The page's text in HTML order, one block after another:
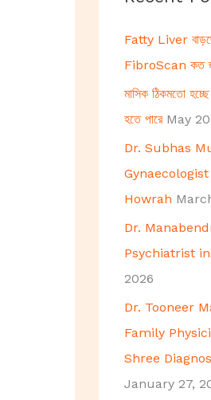
f
o
r
:
Fatty Liver
FibroScan কত
মাসিক ঠিকমতো
হতে পারে May
Dr. Subhas
Howrah
Dr.
Psychiatrist
2026
Dr. Tooneer
Family
Shree
January 27,